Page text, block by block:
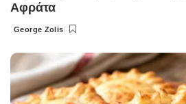
Αφράτα
Posted
George Zolis